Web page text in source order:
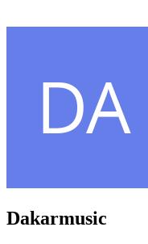
Dakarmusic